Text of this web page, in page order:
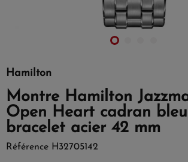
Hamilton
Montre Hamilton
Open Heart cadran
bracelet acier 42 mm
Référence H32705142